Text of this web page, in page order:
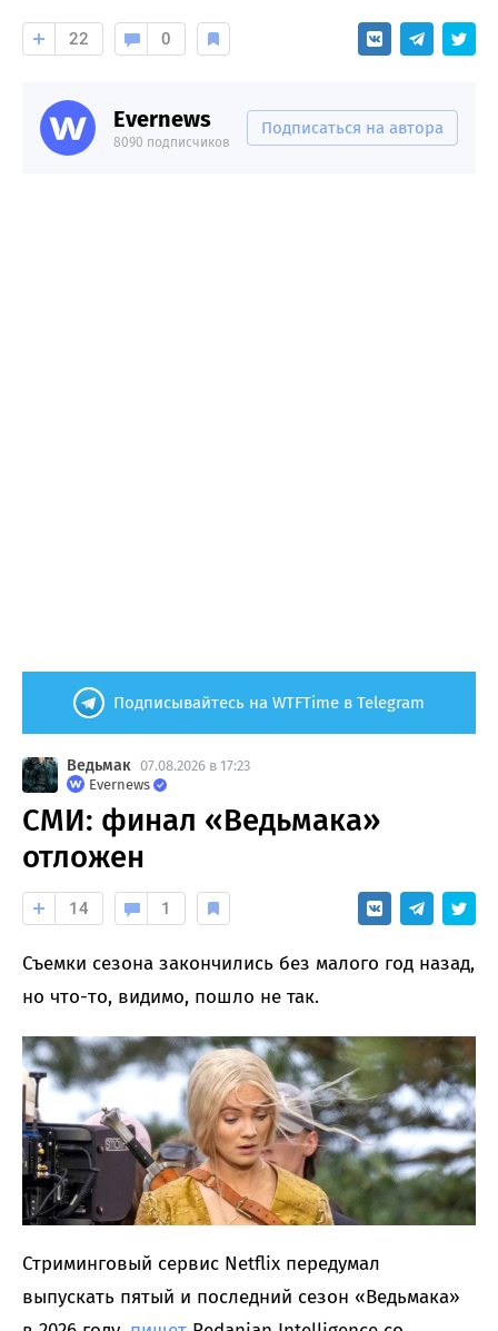
22 0
Evernews
8090 подписчиков
Подписаться на автора
Подписывайтесь на WTFTime в Telegram
Ведьмак 07.08.2026 в 17:23
Evernews
СМИ: финал «Ведьмака»
отложен
14 1
Съемки сезона закончились без малого год назад,
но что-то, видимо, пошло не так.
Стриминговый сервис Netflix передумал
выпускать пятый и последний сезон «Ведьмака»